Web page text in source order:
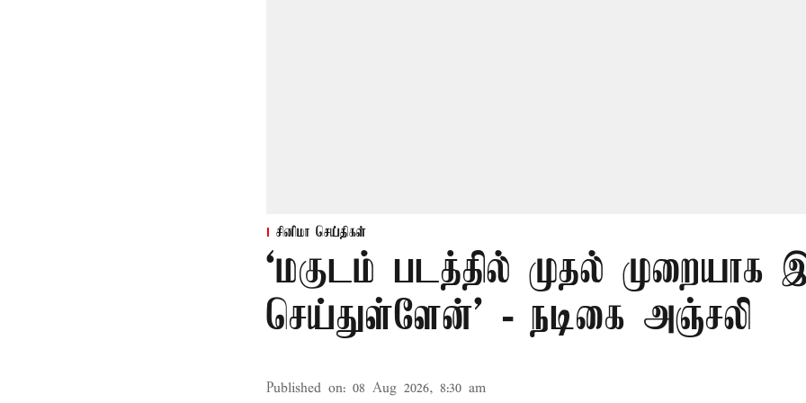
சினிமா செய்திகள்
‘மகுடம் படத்தில் முதல் முறையாக
செய்துள்ளேன்’ - நடிகை அஞ்சலி
Published on: 08 Aug 2026, 8:30 am